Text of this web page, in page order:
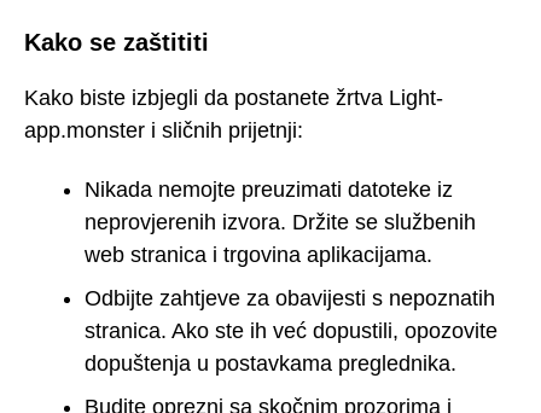
Kako se zaštititi
Kako biste izbjegli da postanete žrtva Light-
app.monster i sličnih prijetnji:
Nikada nemojte preuzimati datoteke iz
neprovjerenih izvora. Držite se službenih
web stranica i trgovina aplikacijama.
Odbijte zahtjeve za obavijesti s nepoznatih
stranica. Ako ste ih već dopustili, opozovite
dopuštenja u postavkama preglednika.
Budite oprezni sa skočnim prozorima i